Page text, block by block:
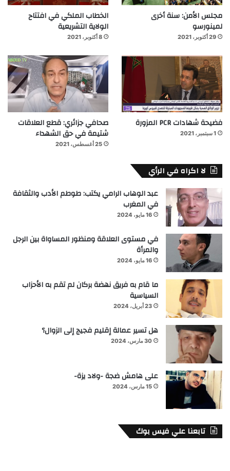
مجلس الأمن: سنة أخرى
لمينورسو
29 أكتوبر، 2021
الخطاب الملكي في افتتاح
الولاية التشريعية
8 أكتوبر، 2021
فضيحة شهادات PCR المزورة
1 سبتمبر، 2021
صحافي جزائري: قطع العلاقات
شتيمة في حق الشهداء
25 أغسطس، 2021
لا اكراه في الرأي
عبد الوهاب الرامي يكتب: طوطم الأدب والثقافة
في المغرب
16 مايو، 2024
في مستوى العلاقة ومنظور المساواة بين الرجل
والمرأة
16 مايو، 2024
ما قام به فريق نهضة بركان لم تقم به الأحزاب
السياسية
23 أبريل، 2024
هل تسير عمالة إقليم فجيج إلى الزوال؟
30 مارس، 2024
على هامش ضجة -ولاد يزة-
15 مارس، 2024
تابعنا علي فيس بوك